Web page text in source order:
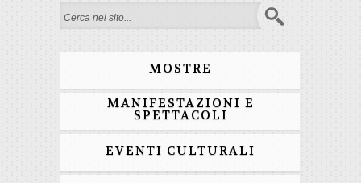
Form di ricerca
MOSTRE
MANIFESTAZIONI E
SPETTACOLI
EVENTI CULTURALI